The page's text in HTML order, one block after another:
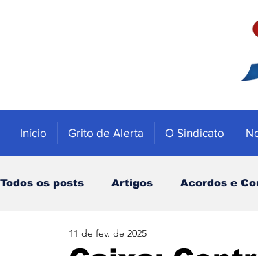
Início Grito de Alerta O Sindicato
Todos os posts Artigos Acordos e
Educação Trabalhadores
11 de fev. de 2025